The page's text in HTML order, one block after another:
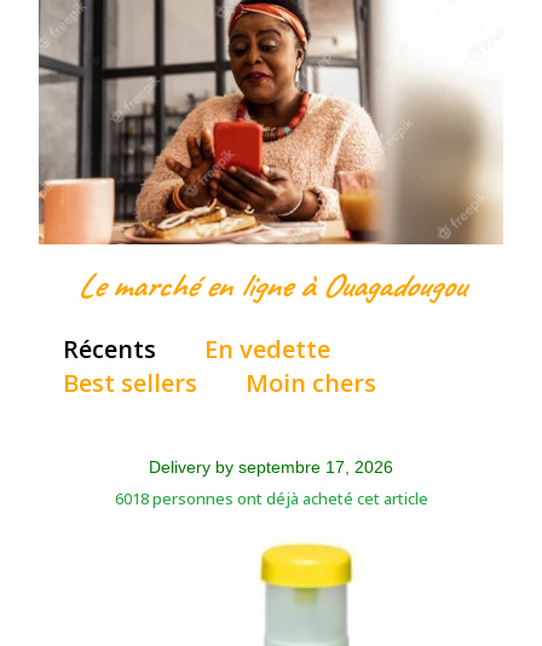
Le marché en ligne à Ouagadougou
Récents
En vedette
Best sellers
Moin chers
6018 personnes ont déjà acheté cet article